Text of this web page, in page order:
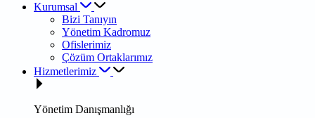
Kurumsal
Bizi Tanıyın
Yönetim Kadromuz
Ofislerimiz
Çözüm Ortaklarımız
Hizmetlerimiz
Yönetim Danışmanlığı